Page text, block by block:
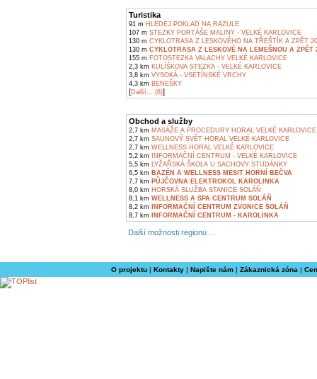
Turistika
91 m HLEDEJ POKLAD NA RAZULE
107 m STEZKY PORTÁŠE MALINY - VELKÉ KARLOVICE
130 m CYKLOTRASA Z LESKOVÉHO NA TŘEŠTÍK A ZPĚT
130 m CYKLOTRASA Z LESKOVÉ NA LEMEŠNOU A ZPĚT
155 m FOTOSTEZKA VALACHY VELKÉ KARLOVICE
2,3 km KULÍŠKOVA STEZKA - VELKÉ KARLOVICE
3,8 km VYSOKÁ - VSETÍNSKÉ VRCHY
4,3 km BENEŠKY
[Další... (8)]
Obchod a služby
2,7 km MASÁŽE A PROCEDURY HORAL VELKÉ KARLOVICE
2,7 km SAUNOVÝ SVĚT HORAL VELKÉ KARLOVICE
2,7 km WELLNESS HORAL VELKÉ KARLOVICE
5,2 km INFORMAČNÍ CENTRUM - VELKÉ KARLOVICE
5,5 km LYŽAŘSKÁ ŠKOLA U SACHOVY STUDÁNKY
6,5 km BAZÉN A WELLNESS MESIT HORNÍ BEČVA
7,7 km PŮJČOVNA ELEKTROKOL KAROLINKA
8,0 km HORSKÁ SLUŽBA STANICE SOLÁŇ
8,1 km WELLNESS A SPA CENTRUM SOLÁŇ
8,2 km
INFORMAČNÍ CENTRUM ZVONICE SOLÁŇ
8,7 km
INFORMAČNÍ CENTRUM - KAROLINKA
Další možnosti regionu ...
O projektu| Kontakty| Napište nám| Zákaznická zóna |